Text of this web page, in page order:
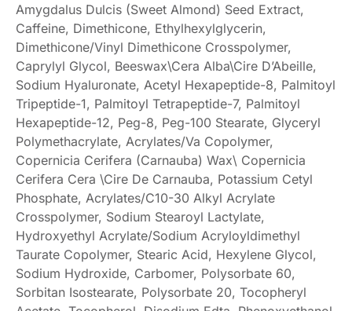
Amygdalus Dulcis (Sweet Almond) Seed Extract,
Caffeine, Dimethicone, Ethylhexylglycerin,
Dimethicone/Vinyl Dimethicone Crosspolymer,
Caprylyl Glycol, Beeswax\Cera Alba\Cire D’Abeille,
Sodium Hyaluronate, Acetyl Hexapeptide-8, Palmitoyl
Tripeptide-1, Palmitoyl Tetrapeptide-7, Palmitoyl
Hexapeptide-12, Peg-8, Peg-100 Stearate, Glyceryl
Polymethacrylate, Acrylates/Va Copolymer,
Copernicia Cerifera (Carnauba) Wax\ Copernicia
Cerifera Cera \Cire De Carnauba, Potassium Cetyl
Phosphate, Acrylates/C10-30 Alkyl Acrylate
Crosspolymer, Sodium Stearoyl Lactylate,
Hydroxyethyl Acrylate/Sodium Acryloyldimethyl
Taurate Copolymer, Stearic Acid, Hexylene Glycol,
Sodium Hydroxide, Carbomer, Polysorbate 60,
Sorbitan Isostearate, Polysorbate 20, Tocopheryl